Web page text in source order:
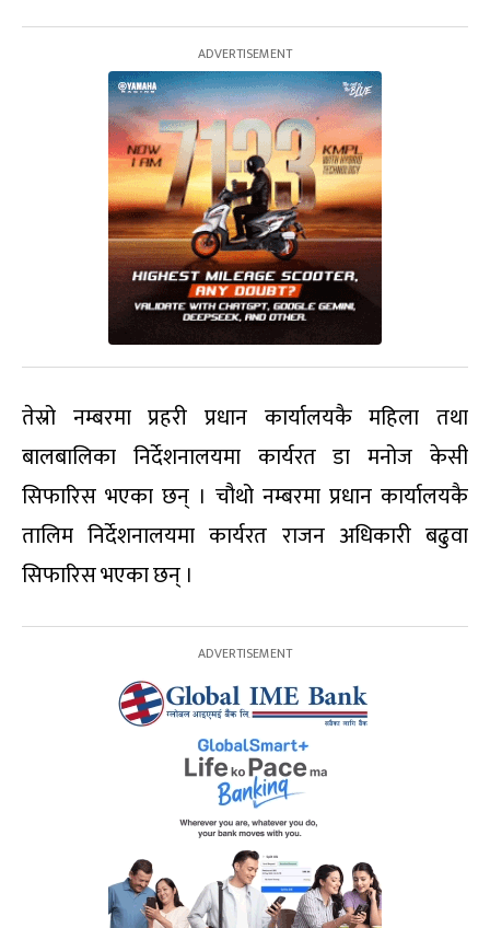
तेस्रो नम्बरमा प्रहरी प्रधान कार्यालयकै महिला तथा
बालबालिका निर्देशनालयमा कार्यरत डा मनोज केसी
सिफारिस भएका छन् । चौथो नम्बरमा प्रधान कार्यालयकै
तालिम निर्देशनालयमा कार्यरत राजन अधिकारी बढुवा
सिफारिस भएका छन् ।